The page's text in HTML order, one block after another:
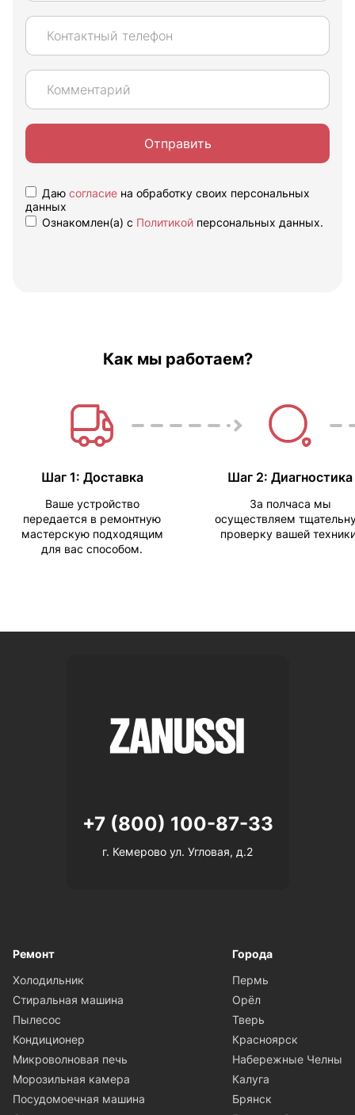
Отправить
Даю согласие на обработку своих персональных
данных
Ознакомлен(а) с Политикой персональных данных.
Как мы работаем?
Шаг 1: Доставка
Ваше устройство
передается в ремонтную
мастерскую подходящим
для вас способом.
Шаг 2: Диагностика
За полчаса мы
осуществляем
проверку вашей
+7 (800) 100-87-33
г. Кемерово ул. Угловая, д.2
Ремонт
Холодильник
Стиральная машина
Пылесос
Кондиционер
Микроволновая печь
Морозильная камера
Посудомоечная машина
Города
Пермь
Орёл
Тверь
Красноярск
Набережные Челны
Калуга
Брянск